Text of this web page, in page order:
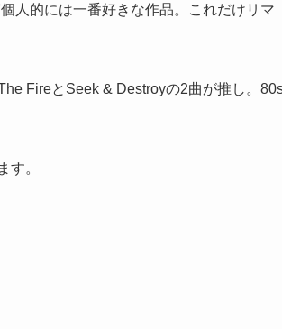
人的には一番好きな作品。これだけリマ
FireとSeek & Destroyの2曲が推し。
す。